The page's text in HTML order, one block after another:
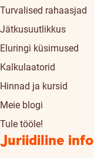
Turvalised rahaasjad
Jätkusuutlikkus
Eluringi küsimused
Kalkulaatorid
Hinnad ja kursid
Meie blogi
Tule tööle!
Juriidiline info